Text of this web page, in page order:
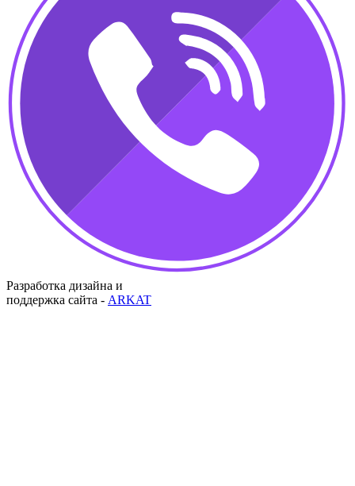
Разработка дизайна и
поддержка сайта - ARKAT